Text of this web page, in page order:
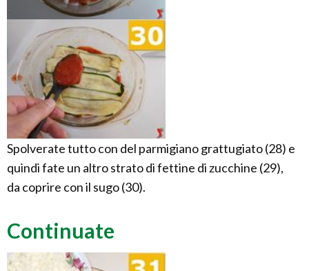
Spolverate tutto con del parmigiano grattugiato (28) e
quindi fate un altro strato di fettine di zucchine (29),
da coprire con il sugo (30).
Continuate